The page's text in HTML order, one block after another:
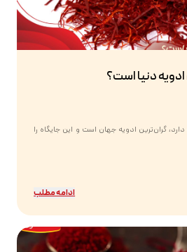
ادویه دنیا است؟
گران‌ترین ادویه جهان است و این جایگاه را
ادامه مطلب